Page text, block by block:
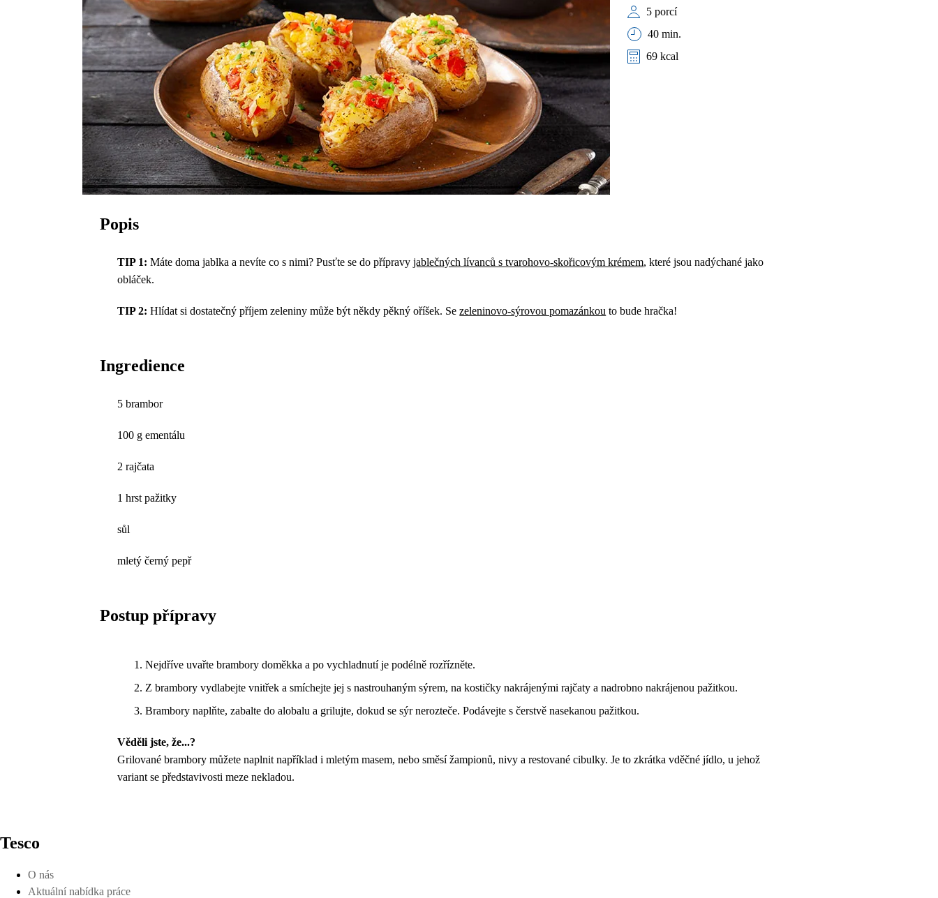
5 porcí
40 min.
69 kcal
Popis
TIP 1: Máte doma jablka a nevíte co s nimi? Pusťte se do přípravyjablečných lívanců s tvarohovo-skořicovým krémem, které jsou nadýchané jako
obláček.
TIP 2: Hlídat si dostatečný příjem zeleniny může být někdy pěkný oříšek. Sezeleninovo-sýrovou pomazánkou to bude hračka!
Ingredience
5 brambor
100 g ementálu
2 rajčata
1 hrst pažitky
sůl
mletý černý pepř
Postup přípravy
Nejdříve uvařte brambory doměkka a po vychladnutí je podélně rozřízněte.
Z brambory vydlabejte vnitřek a smíchejte jej s nastrouhaným sýrem, na kostičky nakrájenými rajčaty a nadrobno nakrájenou pažitkou.
Brambory naplňte, zabalte do alobalu a grilujte, dokud se sýr nerozteče. Podávejte s čerstvě nasekanou pažitkou.
Věděli jste, že...?
Grilované brambory můžete naplnit například i mletým masem, nebo směsí žampionů, nivy a restované cibulky. Je to zkrátka vděčné jídlo, u jehož
variant se představivosti meze nekladou.
Tesco
O nás
Aktuální nabídka práce